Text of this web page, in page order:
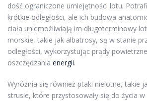
dość ograniczone umiejętności lotu.
krótkie odległości, ale ich budowa
ciała uniemożliwiają im długoterminowy
morskie, takie jak albatrosy, są w stanie
odległości, wykorzystując prądy
oszczędzania energii.
Wyróżnia się również ptaki nielotne, takie
strusie, które przystosowały się do życia w